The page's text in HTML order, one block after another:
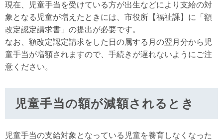
現在、児童手当を受けている方が出生などにより支給の対
象となる児童が増えたときには、市役所【福祉課】に「額
改定認定請求書」の提出が必要です。
なお、額改定認定請求をした日の属する月の翌月分から児
童手当が増額されますので、手続きが遅れないようにご注
意ください。
児童手当の額が減額されるとき
児童手当の支給対象となっている児童を養育しなくなった